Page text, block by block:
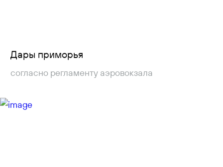
Дары приморья
согласно регламенту аэровокзала